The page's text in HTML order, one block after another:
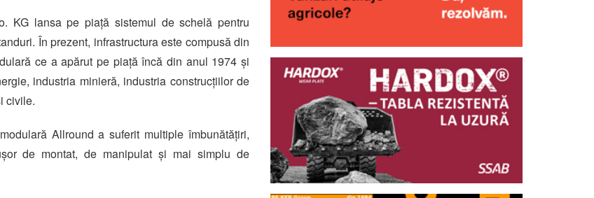
KG lansa pe piață sistemul de schelă pentru
În prezent, infrastructura este compusă din
ce a apărut pe piață încă din anul 1974 și
industria minieră, industria construcțiilor de
civile.
Allround a suferit multiple îmbunătățiri,
de montat, de manipulat și mai simplu de